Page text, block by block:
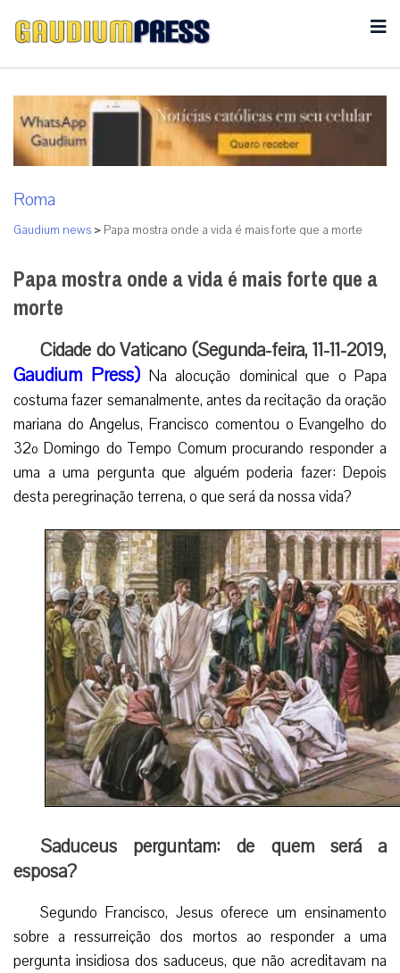
Roma
Gaudium news > Papa mostra onde a vida é mais forte que a morte
Papa mostra onde a vida é mais forte que a
morte
Cidade do Vaticano (Segunda-feira, 11-11-2019,
Gaudium Press) Na alocução dominical que o Papa
costuma fazer semanalmente, antes da recitação da oração
mariana do Angelus, Francisco comentou o Evangelho do
32º Domingo do Tempo Comum procurando responder a
uma a uma pergunta que alguém poderia fazer: Depois
desta peregrinação terrena, o que será da nossa vida?
Saduceus perguntam: de quem será a
esposa?
Segundo Francisco, Jesus oferece um ensinamento
sobre a ressurreição dos mortos ao responder a uma
pergunta insidiosa dos saduceus, que não acreditavam na